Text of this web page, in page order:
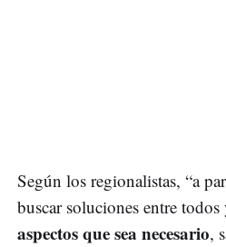
Según los regionalistas, “a
buscar soluciones entre todos
aspectos que sea necesario,